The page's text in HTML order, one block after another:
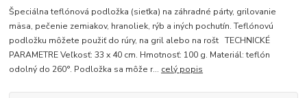
Špeciálna teflónová podložka (sieťka) na záhradné párty, grilovanie
mäsa, pečenie zemiakov, hranoliek, rýb a iných pochutín. Teflónovú
podložku môžete použiť do rúry, na gril alebo na rošt TECHNICKÉ
PARAMETRE Veľkosť: 33 x 40 cm. Hmotnosť: 100 g. Materiál: teflón
odolný do 260°. Podložka sa môže r... celý popis